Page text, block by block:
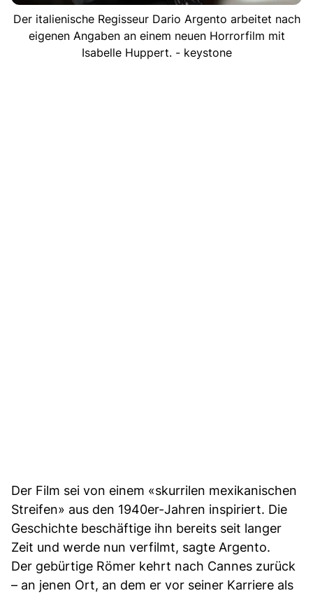
Der italienische Regisseur Dario Argento arbeitet nach
eigenen Angaben an einem neuen Horrorfilm mit
Isabelle Huppert. - keystone
Der Film sei von einem «skurrilen mexikanischen
Streifen» aus den 1940er-Jahren inspiriert. Die
Geschichte beschäftige ihn bereits seit langer
Zeit und werde nun verfilmt, sagte Argento.
Der gebürtige Römer kehrt nach Cannes zurück
– an jenen Ort, an dem er vor seiner Karriere als